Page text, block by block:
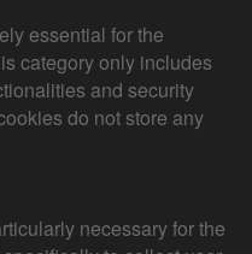
essential for the
category only includes
and security
do not store any
necessary for the